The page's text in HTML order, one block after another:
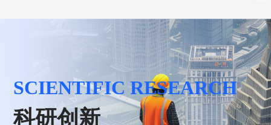
SCIENTIFIC RESEARCH
科研创新